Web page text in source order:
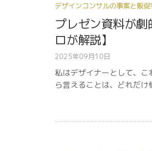
デザインコンサルの事案と販
プレゼン資料が
ロが解説】
2025年09月10日
私はデザイナーとして、
ら言えることは、どれだ